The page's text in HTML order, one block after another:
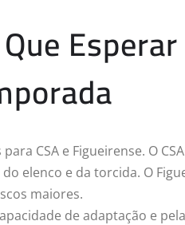
CSA e Figueirense. O
elenco e da torcida. O
maiores.
de adaptação e